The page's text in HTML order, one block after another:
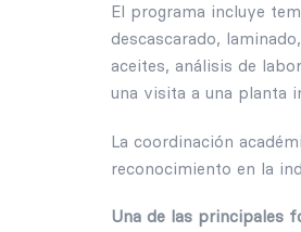
El programa incluye
descascarado,
aceites, análisis de
una visita a una planta
La coordinación
reconocimiento en la
Una de las principales